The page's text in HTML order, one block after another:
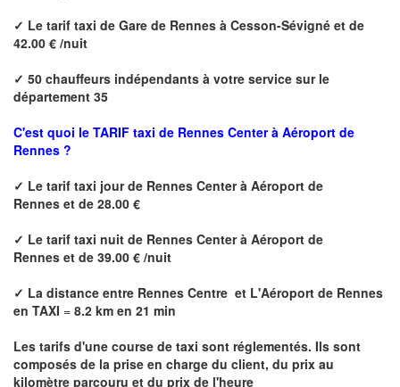
✓ Le tarif taxi de Gare de Rennes à Cesson-Sévigné et de
42.00 € /nuit
✓ 50 chauffeurs indépendants à votre service sur le
département 35
C'est quoi le TARIF taxi de Rennes Center à Aéroport de
Rennes ?
✓ Le tarif taxi jour de Rennes Center à Aéroport de
Rennes et de 28.00 €
✓ Le tarif taxi nuit de Rennes Center à Aéroport de
Rennes et de 39.00 € /nuit
✓ La distance entre Rennes Centre et L'Aéroport de Rennes
en TAXI = 8.2 km en 21 min
Les tarifs d'une course de taxi sont réglementés. Ils sont
composés de la prise en charge du client, du prix au
kilomètre parcouru et du prix de l'heure